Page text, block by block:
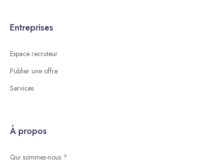
Entreprises
Espace recruteur
Publier une offre
Services
À propos
Qui sommes-nous ?